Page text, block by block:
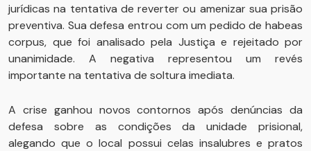
jurídicas na tentativa de reverter ou amenizar sua prisão
preventiva. Sua defesa entrou com um pedido de habeas
corpus, que foi analisado pela Justiça e rejeitado por
unanimidade. A negativa representou um revés
importante na tentativa de soltura imediata.
A crise ganhou novos contornos após denúncias da
defesa sobre as condições da unidade prisional,
alegando que o local possui celas insalubres e pratos